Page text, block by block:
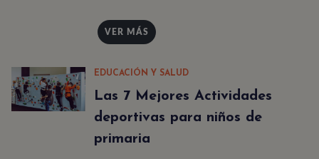
VER MÁS
EDUCACIÓN Y SALUD
Las 7 Mejores Actividades
deportivas para niños de
primaria